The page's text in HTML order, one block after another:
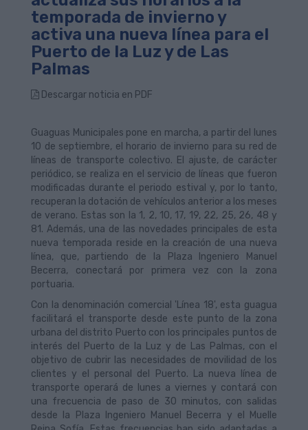
temporada de invierno y
activa una nueva línea para el
Puerto de la Luz y de Las
Palmas
Descargar noticia en PDF
Guaguas Municipales pone en marcha, a partir del lunes
10 de septiembre, el horario de invierno para su red de
líneas de transporte colectivo. El ajuste, de carácter
periódico, se realiza en el servicio de líneas que fueron
modificadas durante el periodo estival y, por lo tanto,
recuperan la dotación de vehículos anterior a los meses
de verano. Estas son la 1, 2, 10, 17, 19, 22, 25, 26, 48 y
81. Además, una de las novedades principales de esta
nueva temporada reside en la creación de una nueva
línea, que, partiendo de la Plaza Ingeniero Manuel
Becerra, conectará por primera vez con la zona
portuaria.
Con la denominación comercial 'Línea 18', esta guagua
facilitará el transporte desde este punto de la zona
urbana del distrito Puerto con los principales puntos de
interés del Puerto de la Luz y de Las Palmas, con el
objetivo de cubrir las necesidades de movilidad de los
clientes y el personal del Puerto. La nueva línea de
transporte operará de lunes a viernes y contará con
una frecuencia de paso de 30 minutos, con salidas
desde la Plaza Ingeniero Manuel Becerra y el Muelle